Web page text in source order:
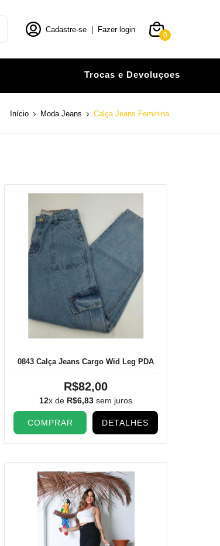
Cadastre-se | Fazer login
0
Trocas e Devoluçoes
Início Moda Jeans Calça Jeans Feminina
0843 Calça Jeans Cargo Wid Leg PDA
R$82,00
12x de R$6,83 sem juros
COMPRAR DETALHES